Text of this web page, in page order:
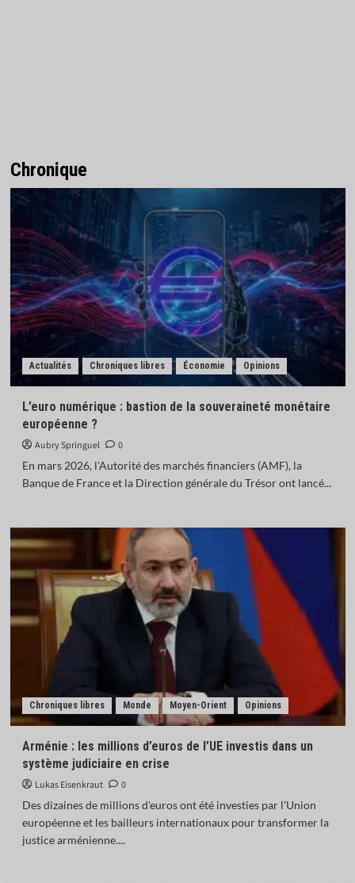
Chronique
Actualités Chroniques libres Économie Opinions
L’euro numérique : bastion de la souveraineté monétaire
européenne ?
Aubry Springuel
0
En mars 2026, l'Autorité des marchés financiers (AMF), la
Banque de France et la Direction générale du Trésor ont lancé...
Chroniques libres Monde Moyen-Orient Opinions
Arménie : les millions d’euros de l’UE investis dans un
système judiciaire en crise
Lukas Eisenkraut
0
Des dizaines de millions d'euros ont été investies par l'Union
européenne et les bailleurs internationaux pour transformer la
justice arménienne....